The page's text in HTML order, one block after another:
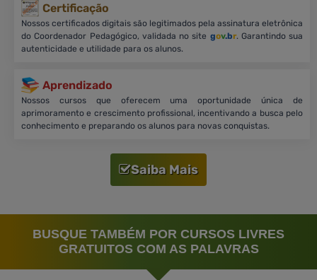
Certificação
Nossos certificados digitais são legitimados pela assinatura eletrônica
do Coordenador Pedagógico, validada no site gov.br. Garantindo sua
autenticidade e utilidade para os alunos.
Aprendizado
Nossos cursos que oferecem uma oportunidade única de
aprimoramento e crescimento profissional, incentivando a busca pelo
conhecimento e preparando os alunos para novas conquistas.
Saiba Mais
BUSQUE TAMBÉM POR CURSOS LIVRES
GRATUITOS COM AS PALAVRAS